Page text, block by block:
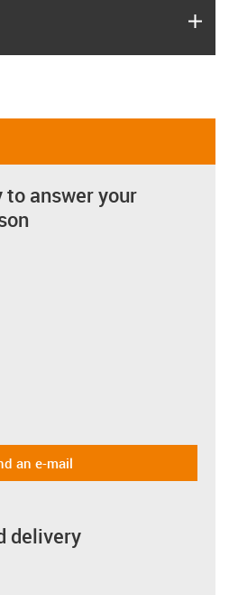
to answer your
an e-mail
delivery